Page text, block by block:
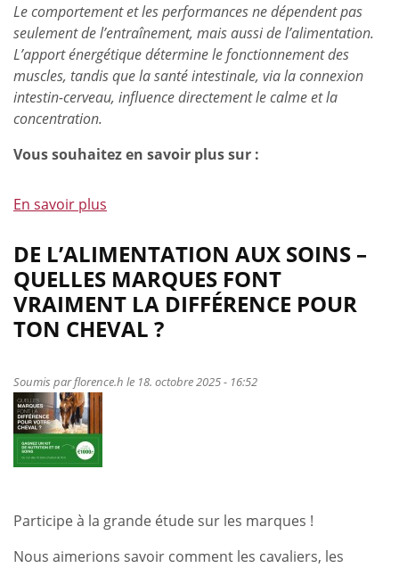
Le comportement et les performances ne dépendent pas
seulement de l’entraînement, mais aussi de l’alimentation.
L’apport énergétique détermine le fonctionnement des
muscles, tandis que la santé intestinale, via la connexion
intestin-cerveau, influence directement le calme et la
concentration.
Vous souhaitez en savoir plus sur :
En savoir plus
de
Webinaire
Cavalor
gratuit:
Énergie
santé
de
DE L’ALIMENTATION AUX SOINS –
QUELLES MARQUES FONT
VRAIMENT LA DIFFÉRENCE POUR
TON CHEVAL ?
Soumis parflorence.h le 18. octobre 2025 - 16:52
Participe à la grande étude sur les marques !
Nous aimerions savoir comment les cavaliers, les